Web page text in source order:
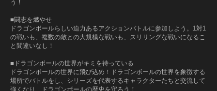
う！
■闘志を燃やせ
ドラゴンボールらしい迫力あるアクションバトルに参加しよう。1対1
の戦いも、複数の敵との大規模な戦いも、スリリングな戦いになるこ
と間違いなし！
■ドラゴンボールの世界がキミを待っている
ドラゴンボールの世界に飛び込め！ドラゴンボールの世界を象徴する
場所でバトルをし、シリーズを代表するキャラクターたちと交流して
強くなり、ドラゴンボールの歴史を守ろう！